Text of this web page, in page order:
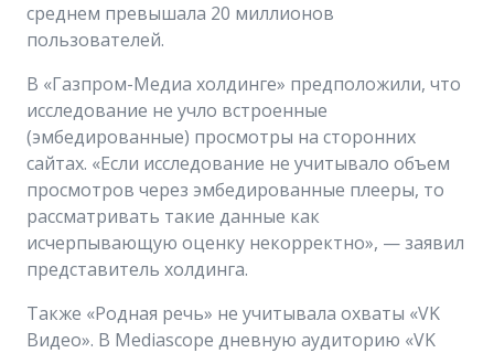
среднем превышала 20 миллионов
пользователей.
В «Газпром-Медиа холдинге» предположили, что
исследование не учло встроенные
(эмбедированные) просмотры на сторонних
сайтах. «Если исследование не учитывало объем
просмотров через эмбедированные плееры, то
рассматривать такие данные как
исчерпывающую оценку некорректно», — заявил
представитель холдинга.
Также «Родная речь» не учитывала охваты «VK
Видео». В Mediascope дневную аудиторию «VK